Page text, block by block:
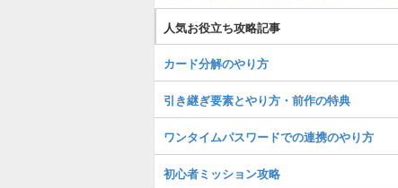
人気お役立ち攻略記事
カード分解のやり方
引き継ぎ要素とやり方・前作の特典
ワンタイムパスワードでの連携のやり方
初心者ミッション攻略